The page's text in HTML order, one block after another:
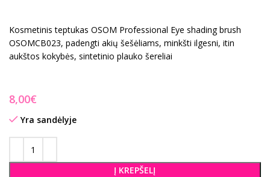
Kosmetinis teptukas OSOM Professional Eye shading brush
OSOMCB023, padengti akių šešėliams, minkšti ilgesni, itin
aukštos kokybės, sintetinio plauko šereliai
€
Yra sandėlyje
Į KREPŠELĮ